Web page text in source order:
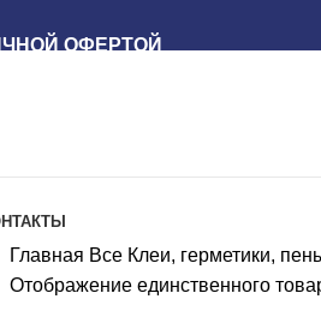
ОФЕРТОЙ
Главная Все Клеи, герметики,
Отображение единственного